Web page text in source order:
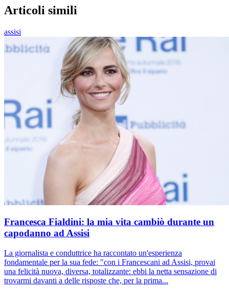
Articoli simili
assisi
Francesca Fialdini: la mia vita cambiò durante un
capodanno ad Assisi
La giornalista e conduttrice ha raccontato un'esperienza
fondamentale per la sua fede: "con i Francescani ad Assisi, provai
una felicità nuova, diversa, totalizzante: ebbi la netta sensazione di
trovarmi davanti a delle risposte che, per la prima...